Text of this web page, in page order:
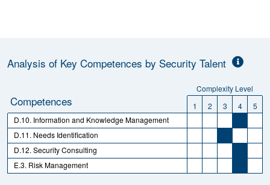
Analysis of Key Competences by Security Talent
Complexity Level
Competences 1 2 3 4
5
D.10. Information and Knowledge Management
D.11. Needs Identification
D.12. Security Consulting
E.3. Risk Management